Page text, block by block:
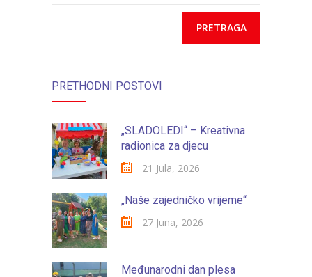
PRETHODNI POSTOVI
„SLADOLEDI“ – Kreativna
radionica za djecu
21 Jula, 2026
„Naše zajedničko vrijeme“
27 Juna, 2026
Međunarodni dan plesa